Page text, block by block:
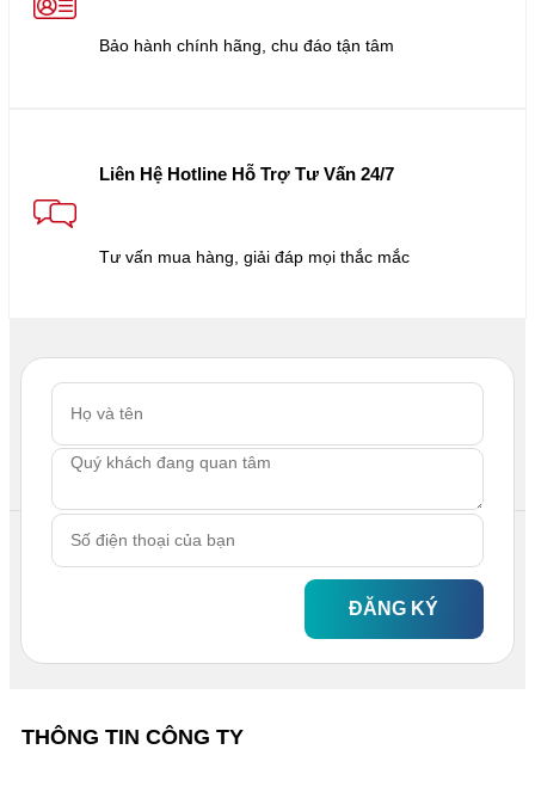
Bảo hành chính hãng, chu đáo tận tâm
Liên Hệ Hotline Hỗ Trợ Tư Vấn 24/7
Tư vấn mua hàng, giải đáp mọi thắc mắc
ĐĂNG KÝ
THÔNG TIN CÔNG TY